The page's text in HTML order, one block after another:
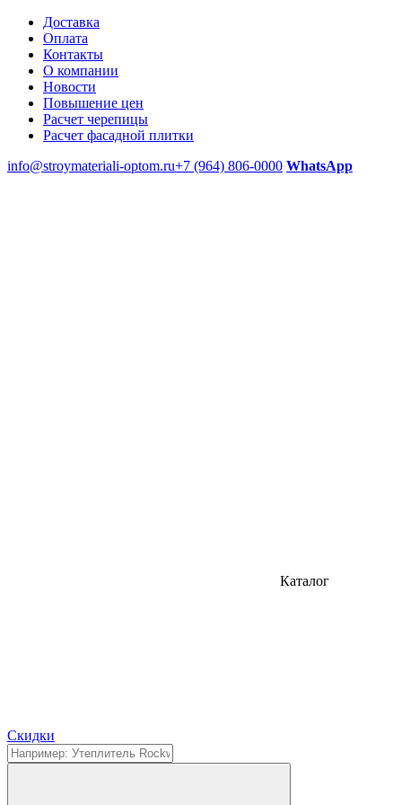
Доставка
Оплата
Контакты
О компании
Новости
Повышение цен
Расчет черепицы
Расчет фасадной плитки
info@stroymateriali-optom.ru+7 (964) 806-0000 WhatsApp
Каталог
Cкидки